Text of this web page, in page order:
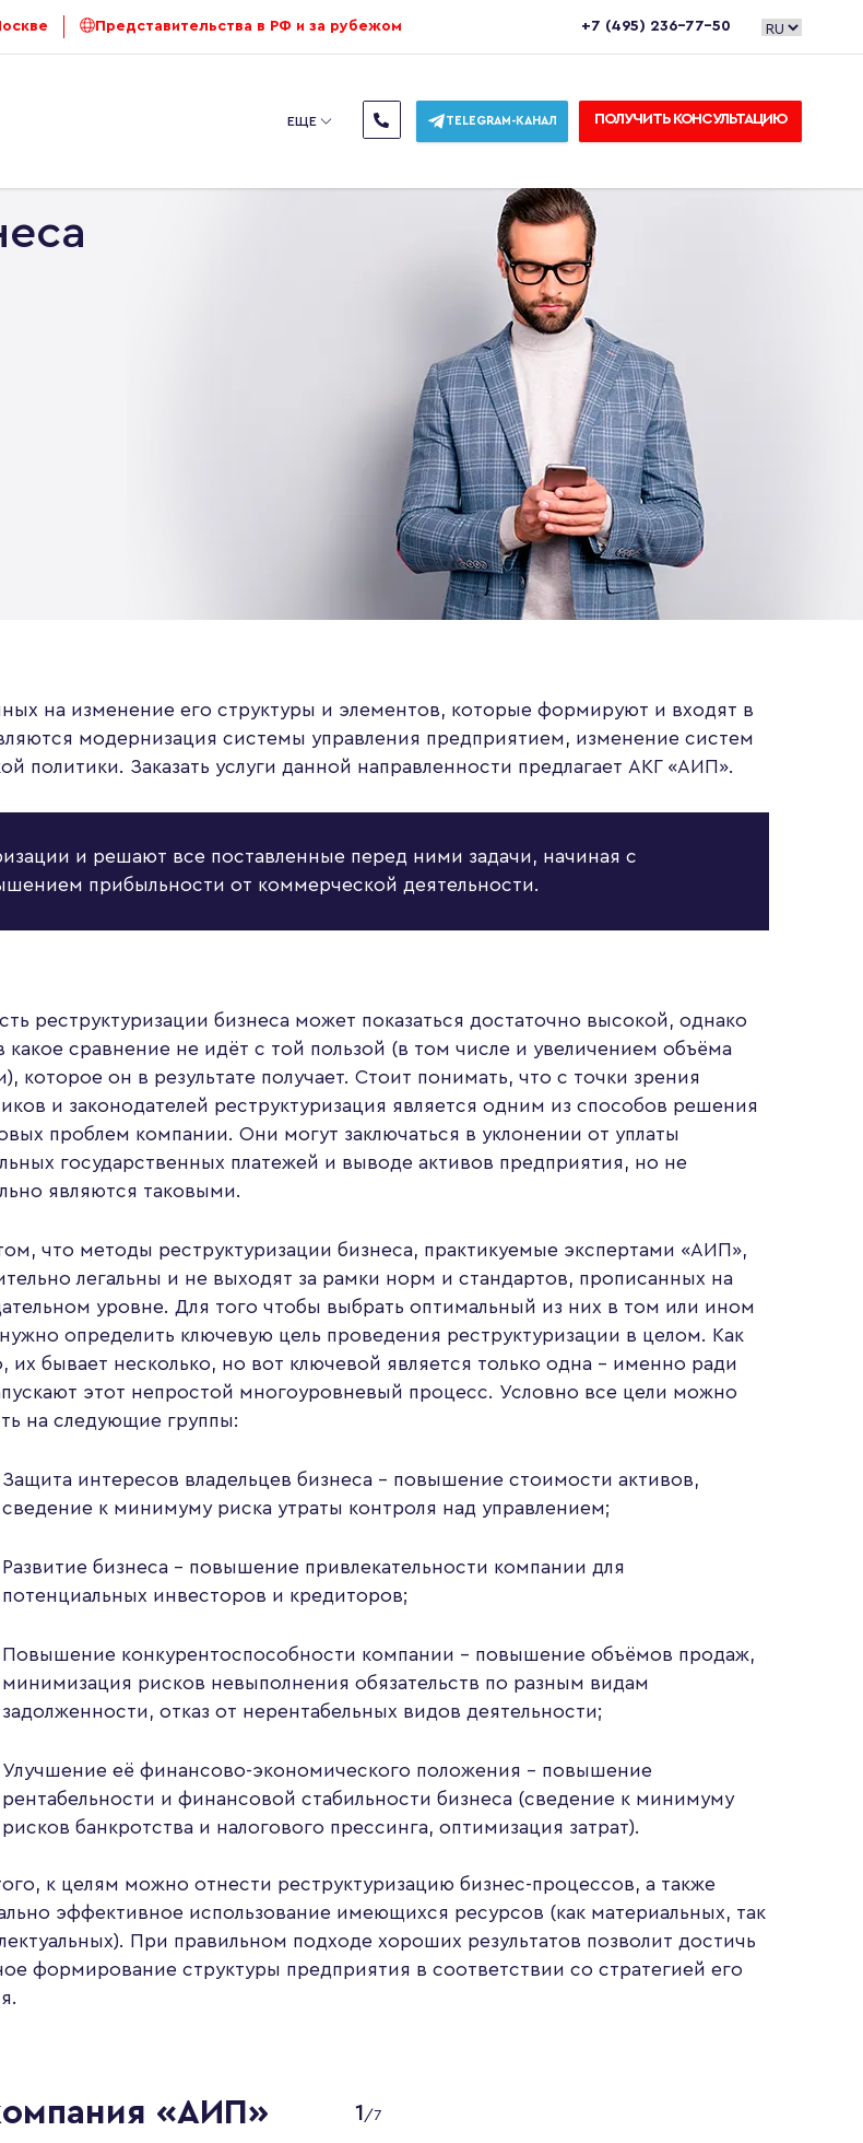
Представительства в РФ и за рубежом +7 (495) 236-77-50
ЕЩЕ TELEGRAM-КАНАЛ ПОЛУЧИТЬ КОНСУЛЬТАЦИЮ
на изменение его структуры и элементов, которые формируют и входят в
модернизация системы управления предприятием, изменение систем
политики. Заказать услуги данной направленности предлагает АКГ «АИП».
и решают все поставленные перед ними задачи, начиная с
прибыльности от коммерческой деятельности.
реструктуризации бизнеса может показаться достаточно высокой, однако
какое сравнение не идёт с той пользой (в том числе и увеличением объёма
которое он в результате получает. Стоит понимать, что с точки зрения
и законодателей реструктуризация является одним из способов решения
проблем компании. Они могут заключаться в уклонении от уплаты
государственных платежей и выводе активов предприятия, но не
являются таковыми.
что методы реструктуризации бизнеса, практикуемые экспертами «АИП»,
легальны и не выходят за рамки норм и стандартов, прописанных на
уровне. Для того чтобы выбрать оптимальный из них в том или ином
определить ключевую цель проведения реструктуризации в целом. Как
их бывает несколько, но вот ключевой является только одна – именно ради
этот непростой многоуровневый процесс. Условно все цели можно
на следующие группы:
Защита интересов владельцев бизнеса – повышение стоимости активов,
сведение к минимуму риска утраты контроля над управлением;
Развитие бизнеса – повышение привлекательности компании для
потенциальных инвесторов и кредиторов;
Повышение конкурентоспособности компании – повышение объёмов продаж,
минимизация рисков невыполнения обязательств по разным видам
задолженности, отказ от нерентабельных видов деятельности;
Улучшение её финансово-экономического положения – повышение
рентабельности и финансовой стабильности бизнеса (сведение к минимуму
рисков банкротства и налогового прессинга, оптимизация затрат).
к целям можно отнести реструктуризацию бизнес-процессов, а также
эффективное использование имеющихся ресурсов (как материальных, так
При правильном подходе хороших результатов позволит достичь
формирование структуры предприятия в соответствии со стратегией его
«АИП» 1 /7